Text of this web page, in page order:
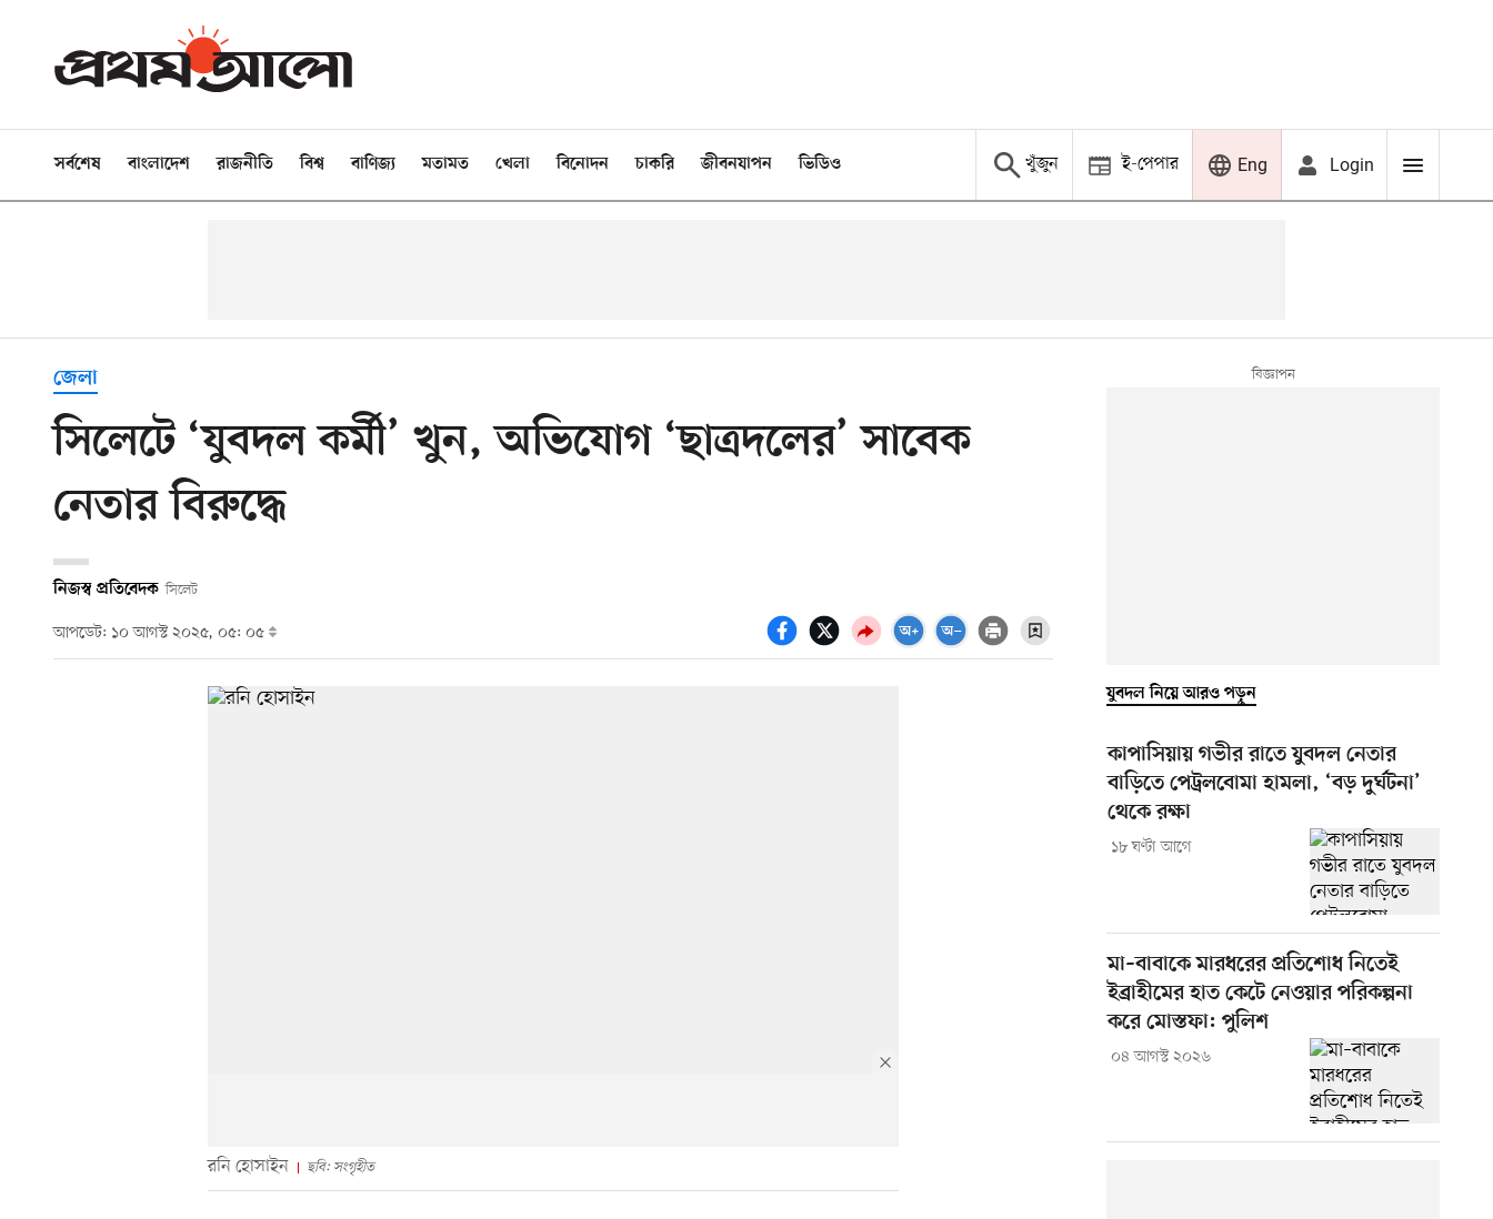
সর্বশেষ বাংলাদেশ রাজনীতি বিশ্ব বাণিজ্য মতামত খেলা বিনোদন চাকরি জীবনযাপন ভিডিও খুঁজুন ই-পেপার Eng Login
জেলা
সিলেটে ‘যুবদল কর্মী’ খুন, অভিযোগ ‘ছাত্রদলের’ সাবেক
নেতার বিরুদ্ধে
নিজস্ব প্রতিবেদক সিলেট
আপডেট: ১০ আগস্ট ২০২৫, ০৫: ০৫
রনি হোসাইন ছবি: সংগৃহীত
যুবদল নিয়ে আরও পড়ুন
কাপাসিয়ায় গভীর রাতে যুবদল নেতার
বাড়িতে পেট্রলবোমা হামলা, ‘বড় দুর্ঘটনা’
থেকে রক্ষা
১৮ ঘণ্টা আগে
মা–বাবাকে মারধরের প্রতিশোধ নিতেই
ইব্রাহীমের হাত কেটে নেওয়ার পরিকল্পনা
করে মোস্তফা: পুলিশ
০৪ আগস্ট ২০২৬